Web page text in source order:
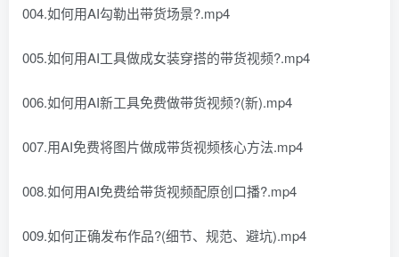
004.如何用AI勾勒出带货场景?.mp4
005.如何用AI工具做成女装穿搭的带货视频?.mp4
006.如何用AI新工具免费做带货视频?(新).mp4
007.用AI免费将图片做成带货视频核心方法.mp4
008.如何用AI免费给带货视频配原创口播?.mp4
009.如何正确发布作品?(细节、规范、避坑).mp4